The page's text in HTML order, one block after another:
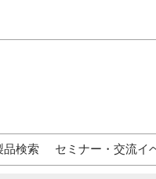
品検索 セミナー・交流イ